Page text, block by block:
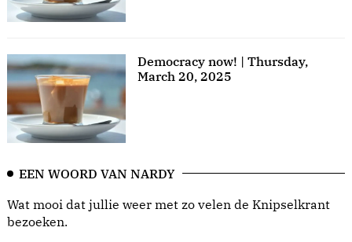
Democracy now! | Thursday,
March 20, 2025
EEN WOORD VAN NARDY
Wat mooi dat jullie weer met zo velen de Knipselkrant
bezoeken.